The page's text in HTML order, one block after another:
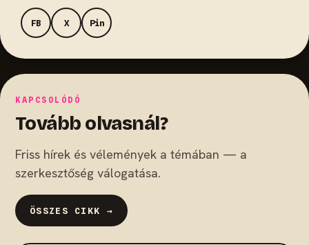
FB X Pin
KAPCSOLÓDÓ
Tovább olvasnál?
Friss hírek és vélemények a témában — a
szerkesztőség válogatása.
ÖSSZES CIKK →